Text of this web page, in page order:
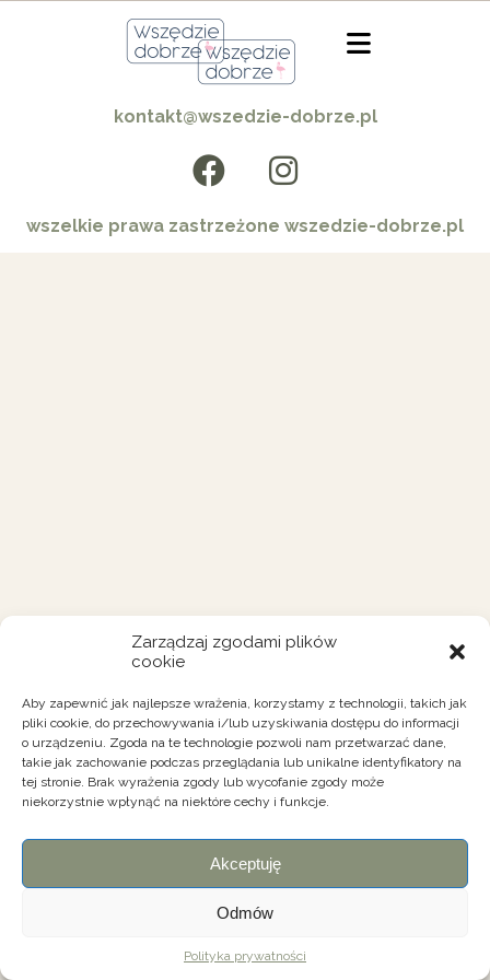
Zarządzaj zgodami plików
cookie
Aby zapewnić jak najlepsze wrażenia, korzystamy z technologii, takich jak
pliki cookie, do przechowywania i/lub uzyskiwania dostępu do informacji
o urządzeniu. Zgoda na te technologie pozwoli nam przetwarzać dane,
takie jak zachowanie podczas przeglądania lub unikalne identyfikatory na
tej stronie. Brak wyrażenia zgody lub wycofanie zgody może
niekorzystnie wpłynąć na niektóre cechy i funkcje.
Akceptuję
Odmów
Polityka prywatności
kontakt@wszedzie-dobrze.pl
wszelkie prawa zastrzeżone wszedzie-dobrze.pl